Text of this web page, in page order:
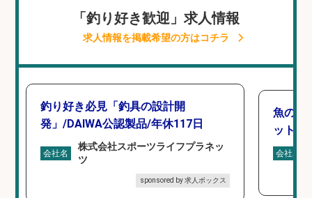
「釣り好き歓迎」求人情報
求人情報を掲載希望の方はコチラ
釣り好き必見「釣具の設計開
発」/DAIWA公認製品/年休117日
会社名
株式会社スポーツライフプラネッ
ツ
sponsored by 求人ボックス
魚の「
ットを
会社名